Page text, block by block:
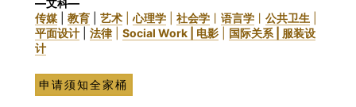
—文科—
传媒
教育 艺术 心理学 社会学 丨 语言学 丨 公共卫生
平面设计
法律| Social Work | 电影 国际关系 | 服装设
计
申请须知全家桶